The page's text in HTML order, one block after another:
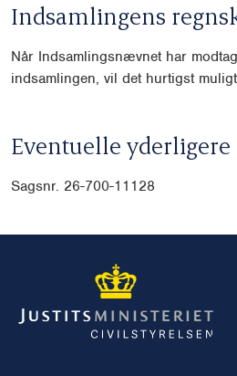
Indsamlingens
Når Indsamlingsnævnet har
indsamlingen, vil det hurtigst
Eventuelle
Sagsnr. 26-700-11128